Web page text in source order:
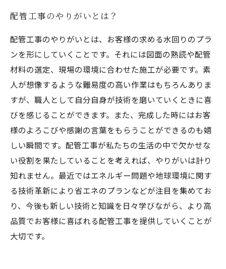
配管工事のやりがいとは？
配管工事のやりがいとは、お客様の求める水回りのプラ
ンを形にしていくことです。それには図面の熟読や配管
材料の選定、現場の環境に合わせた施工が必要です。素
人が想像するような難易度の高い作業はもちろんありま
すが、職人として自分自身が技術を磨いていくときに喜
びを感じることができます。また、完成した時にはお客
様のよろこびや感謝の言葉をもらうことができるのも嬉
しい瞬間です。配管工事が私たちの生活の中で欠かせな
い役割を果たしていることを考えれば、やりがいは計り
知れません。最近ではエネルギー問題や地球環境に関す
る技術革新により省エネのプランなどが注目を集めてお
り、今後も新しい技術と知識を日々学びながら、より高
品質でお客様に喜ばれる配管工事を提供していくことが
大切です。